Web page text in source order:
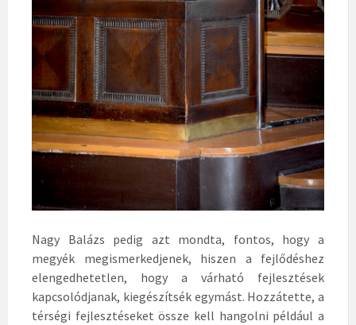
Nagy Balázs pedig azt mondta, fontos, hogy a
megyék megismerkedjenek, hiszen a fejlődéshez
elengedhetetlen, hogy a várható fejlesztések
kapcsolódjanak, kiegészítsék egymást. Hozzátette, a
térségi fejlesztéseket össze kell hangolni például a